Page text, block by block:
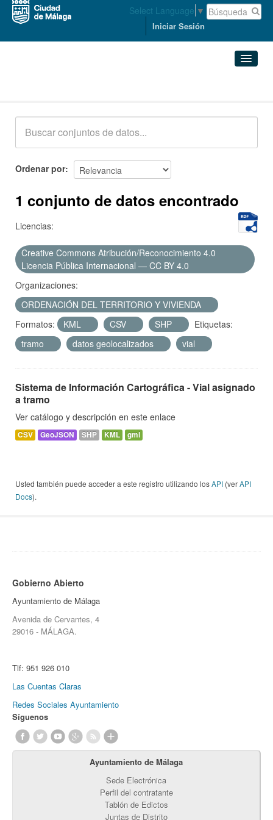
Select Language ▼
Iniciar Sesión
Acerca de
Ordenar por
1 conjunto de datos encontrado
Licencias:
Creative Commons Atribución/Reconocimiento 4.0
Licencia Pública Internacional — CC BY 4.0
Organizaciones:
ORDENACIÓN DEL TERRITORIO Y VIVIENDA
Formatos:
KML CSV SHP
Etiquetas:
tramo
datos geolocalizados vial
Sistema de Información Cartográfica - Vial asignado
a tramo
Ver catálogo y descripción en este enlace
CSV GeoJSON SHP KML gml
Usted también puede acceder a este registro utilizando losAPI (verAPI
Docs).
Gobierno Abierto
Ayuntamiento de Málaga
Avenida de Cervantes, 4
29016 - MÁLAGA.
Tlf: 951 926 010
Las Cuentas Claras
Redes Sociales Ayuntamiento
Síguenos
Ayuntamiento de Málaga
Sede Electrónica
Perfil del contratante
Tablón de Edictos
Juntas de Distrito